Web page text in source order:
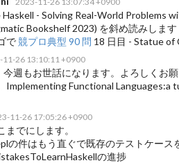
- Solving Real-World Problems
Bookshelf 2023) を斜め読みします
で競プロ典型 90 問 18 日目 - Statue
11-26 13:10:11 +0900
今週もお世話になります。よろしくお
Implementing Functional Languages:a
11-26 17:05:26 +0900
までにします。
の件はもう直ぐで既存のテストケー
の進捗